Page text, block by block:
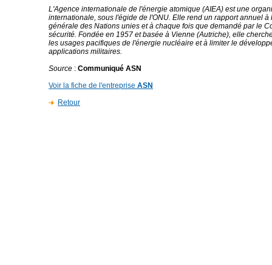
L'Agence internationale de l'énergie atomique (AIEA) est une
internationale, sous l'égide de l'ONU. Elle rend un rapport annuel à
générale des Nations unies et à chaque fois que demandé par le
sécurité. Fondée en 1957 et basée à Vienne (Autriche), elle
les usages pacifiques de l'énergie nucléaire et à limiter le
applications militaires.
Source : Communiqué ASN
Voir la fiche de l'entreprise ASN
Retour